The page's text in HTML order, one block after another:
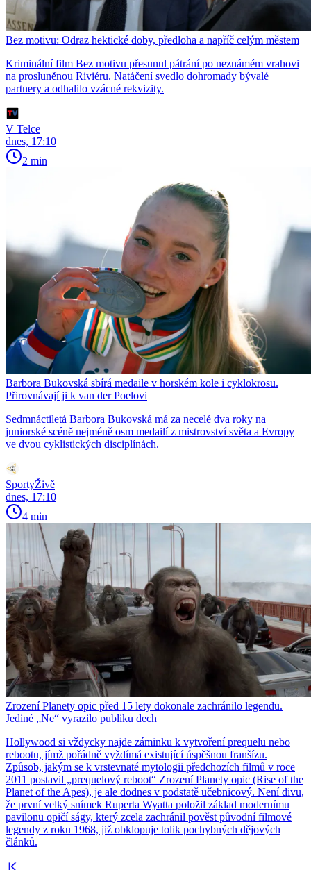
Bez motivu: Odraz hektické doby, předloha a napříč celým městem
Kriminální film Bez motivu přesunul pátrání po neznámém vrahovi
na prosluněnou Riviéru. Natáčení svedlo dohromady bývalé
partnery a odhalilo vzácné rekvizity.
V Telce
dnes, 17:10
2 min
Barbora Bukovská sbírá medaile v horském kole i cyklokrosu.
Přirovnávají ji k van der Poelovi
Sedmnáctiletá Barbora Bukovská má za necelé dva roky na
juniorské scéně nejméně osm medailí z mistrovství světa a Evropy
ve dvou cyklistických disciplínách.
SportyŽivě
dnes, 17:10
4 min
Zrození Planety opic před 15 lety dokonale zachránilo legendu.
Jediné „Ne“ vyrazilo publiku dech
Hollywood si vždycky najde záminku k vytvoření prequelu nebo
rebootu, jímž pořádně vyždímá existující úspěšnou franšízu.
Způsob, jakým se k vrstevnaté mytologii předchozích filmů v roce
2011 postavil „prequelový reboot“ Zrození Planety opic (Rise of the
Planet of the Apes), je ale dodnes v podstatě učebnicový. Není divu,
že první velký snímek Ruperta Wyatta položil základ modernímu
pavilonu opičí ságy, který zcela zachránil pověst původní filmové
legendy z roku 1968, již obklopuje tolik pochybných dějových
článků.